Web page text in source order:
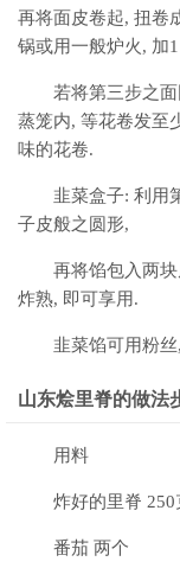
再将面皮卷起, 扭卷
锅或用一般炉火, 加
若将第三步之
蒸笼内, 等花卷发至
味的花卷.
韭菜盒子: 利用
子皮般之圆形,
再将馅包入两
炸熟, 即可享用.
韭菜馅可用粉
山东烩里脊的做法
用料
炸好的里脊 250
番茄 两个